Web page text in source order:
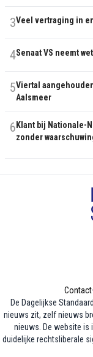
3Veel vertraging in
4Senaat VS neemt
5Viertal
Aalsmeer
6 Klant bij Nationale-
zonder
Contact
De Dagelijkse
nieuws zit, zelf nieuws
nieuws. De website is
duidelijke rechtsliberale